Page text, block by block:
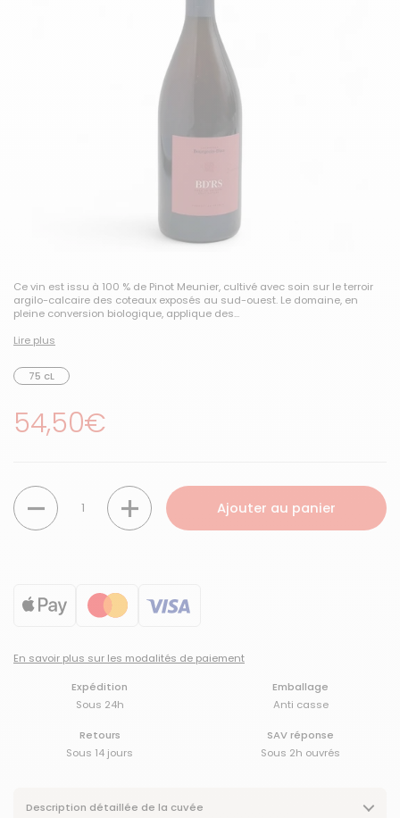
Ce vin est issu à 100 % de Pinot Meunier, cultivé avec soin sur le terroir
argilo-calcaire des coteaux exposés au sud-ouest. Le domaine, en
pleine conversion biologique, applique des...
Lire plus
75 cL
Prix régulier
54,50€
Quantité
Ajouter au panier
En savoir plus sur les modalités de paiement
Expédition
Sous 24h
Emballage
Anti casse
Retours
Sous 14 jours
SAV réponse
Sous 2h ouvrés
Description détaillée de la cuvée